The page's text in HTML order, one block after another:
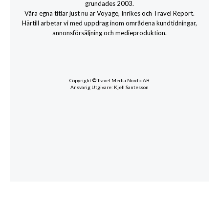
grundades 2003.
Våra egna titlar just nu är Voyage, Inrikes och Travel Report.
Härtill arbetar vi med uppdrag inom områdena kundtidningar,
annonsförsäljning och medieproduktion.
Copyright © Travel Media Nordic AB
Ansvarig Utgivare: Kjell Santesson